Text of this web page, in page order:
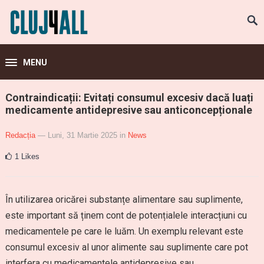
MENU
Contraindicații: Evitați consumul excesiv dacă luați
medicamente antidepresive sau anticoncepționale
Redacția — Luni, 31 Martie 2025 in News
1 Likes
În utilizarea oricărei substanțe alimentare sau suplimente,
este important să ținem cont de potențialele interacțiuni cu
medicamentele pe care le luăm. Un exemplu relevant este
consumul excesiv al unor alimente sau suplimente care pot